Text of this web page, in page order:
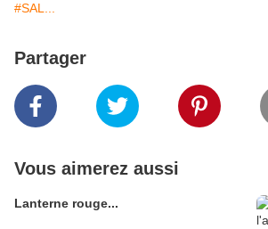
#SAL...
Partager
Vous aimerez aussi
Lanterne rouge...